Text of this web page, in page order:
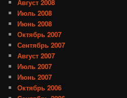
Август 2008
Июль 2008
Июнь 2008
Октябрь 2007
Сентябрь 2007
Август 2007
Июль 2007
Июнь 2007
Октябрь 2006